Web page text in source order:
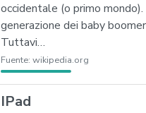
occidentale (o primo
generazione dei baby
Tuttavi…
Fuente: wikipedia.org
IPad